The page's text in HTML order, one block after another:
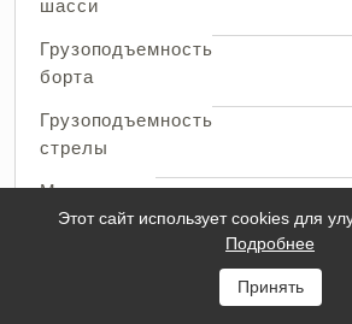
шасси
Грузоподъемность
борта
Грузоподъемность
стрелы
Макс.
вылет
Этот сайт использует cookies для
Подробнее
Принять